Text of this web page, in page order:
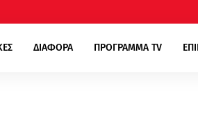
ΔΙΑΦΟΡΑ ΠΡΟΓΡΑΜΜΑ TV